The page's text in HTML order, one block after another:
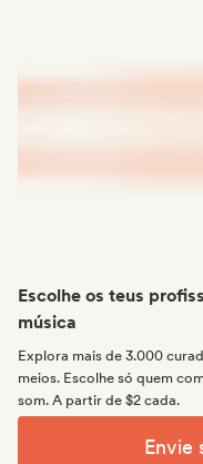
Escolhe os teus
música
Explora mais de 3.000
meios. Escolhe só quem
som. A partir de $2 cada.
Envie